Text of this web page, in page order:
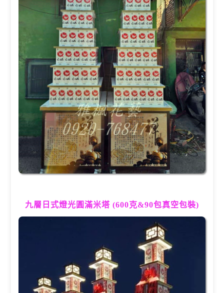
九層日式燈光圓滿米塔 (600克&90包真空包裝)